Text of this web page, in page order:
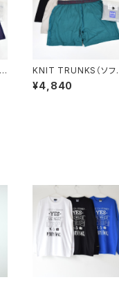
KNIT TRUNKS（ソフ
ト）- オンライン限定エ
コパッケージ（エコ割価
¥4,840